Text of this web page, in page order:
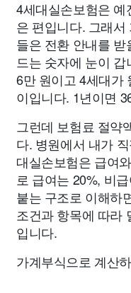
4세대실손보험은
은 편입니다. 그래
들은 전환 안내를
드는 숫자에 눈이
6만 원이고 4세대가
이입니다. 1년이면
그런데 보험료 절약
다. 병원에서 내가
대실손보험은 급여
로 급여는 20%, 비
붙는 구조로 이해하
조건과 항목에 따라
입니다.
가계부식으로 계산